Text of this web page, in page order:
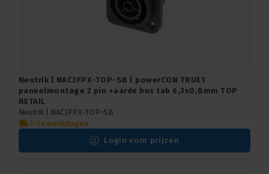
Neutrik | NAC3FPX-TOP-SB | powerCON TRUE1
paneelmontage 2 pin +aarde bus tab 6,3x0,8mm TOP
RETAIL
Neutrik |
NAC3FPX-TOP-SB
7-14 werkdagen
Login voor prijzen